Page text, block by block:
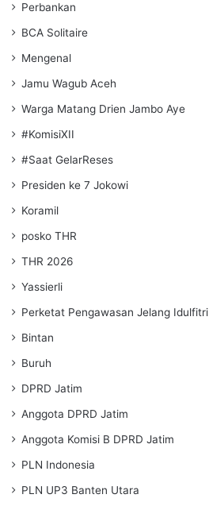
Perbankan
BCA Solitaire
Mengenal
Jamu Wagub Aceh
Warga Matang Drien Jambo Aye
#KomisiXII
#Saat GelarReses
Presiden ke 7 Jokowi
Koramil
posko THR
THR 2026
Yassierli
Perketat Pengawasan Jelang Idulfitri
Bintan
Buruh
DPRD Jatim
Anggota DPRD Jatim
Anggota Komisi B DPRD Jatim
PLN Indonesia
PLN UP3 Banten Utara